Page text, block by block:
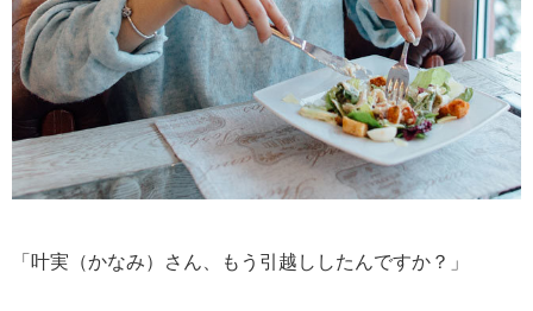
「叶実（かなみ）さん、もう引越ししたんですか？」